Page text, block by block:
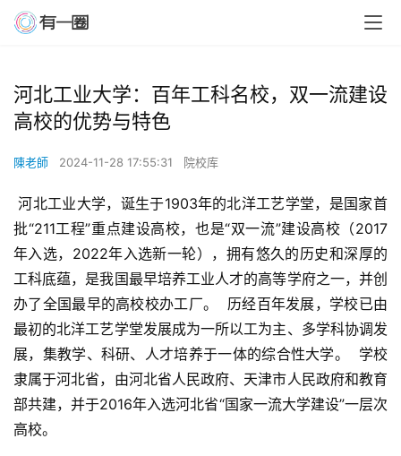
河北工业大学：百年工科名校，双一流建设
高校的优势与特色
陳老師 2024-11-28 17:55:31 院校库
河北工业大学，诞生于1903年的北洋工艺学堂，是国家首
批“211工程”重点建设高校，也是“双一流”建设高校（2017
年入选，2022年入选新一轮），拥有悠久的历史和深厚的
工科底蕴，是我国最早培养工业人才的高等学府之一，并创
办了全国最早的高校校办工厂。  历经百年发展，学校已由
最初的北洋工艺学堂发展成为一所以工为主、多学科协调发
展，集教学、科研、人才培养于一体的综合性大学。  学校
隶属于河北省，由河北省人民政府、天津市人民政府和教育
部共建，并于2016年入选河北省“国家一流大学建设”一层次
高校。